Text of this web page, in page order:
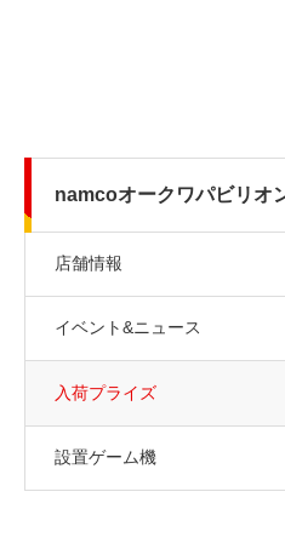
namcoオークワパビリオ
店舗情報
イベント&ニュース
入荷プライズ
設置ゲーム機